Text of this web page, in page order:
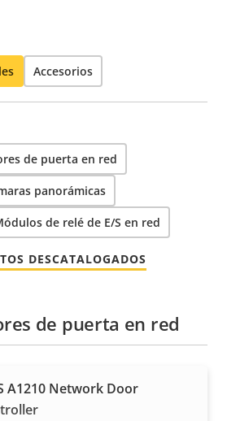
Accesorios
de puerta en red
panorámicas
de relé de E/S en red
DESCATALOGADOS
de puerta en red
A1210 Network Door